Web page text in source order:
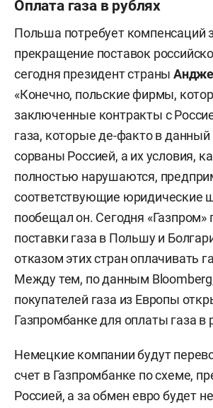
Оплата газа в рублях
Польша потребует компенсаций
прекращение поставок
сегодня президент страны
«Конечно, польские фирмы,
заключенные контракты с
газа, которые де-факто в
сорваны Россией, а их условия,
полностью нарушаются,
соответствующие юридические
пообещал он. Сегодня «Газпром»
поставки газа в Польшу и
отказом этих стран оплачивать
Между тем, по данным
покупателей газа из Европы
Газпромбанке для оплаты газа в
Немецкие компании будут
счет в Газпромбанке по схеме,
Россией, а за обмен евро будет